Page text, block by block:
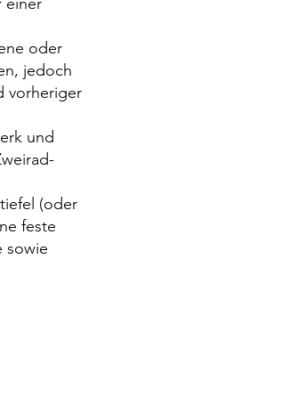
oder
jedoch
vorheriger
und
(oder
feste
sowie